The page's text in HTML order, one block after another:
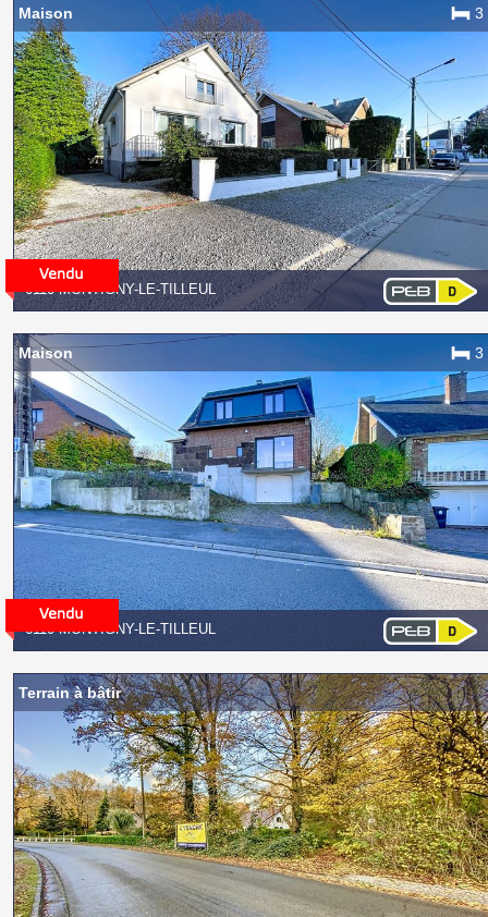
6110 MONTIGNY-LE-TILLEUL
Maison 3
6110 MONTIGNY-LE-TILLEUL
Maison 3
Terrain à bâtir